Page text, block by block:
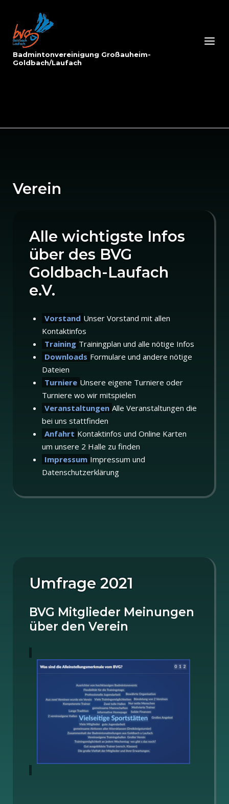
content
Badmintonvereinigung Großauheim-
Goldbach/Laufach
Menu
Verein
Alle wichtigste Infos
über des BVG
Goldbach-Laufach
e.V.
Vorstand Unser Vorstand mit allen
Kontaktinfos
Training Trainingplan und alle nötige Infos
Downloads Formulare und andere nötige
Dateien
Turniere Unsere eigene Turniere oder
Turniere wo wir mitspielen
Veranstaltungen Alle Veranstaltungen die
bei uns stattfinden
Anfahrt Kontaktinfos und Online Karten
um unsere 2 Halle zu finden
Impressum Impressum und
Datenschutzerklärung
Umfrage 2021
BVG Mitglieder Meinungen
über den Verein